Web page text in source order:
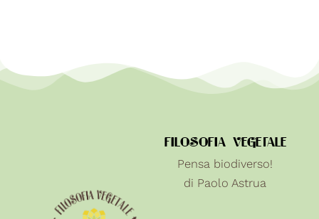
FILOSOFIA VEGETALE
Pensa biodiverso!
di Paolo Astrua